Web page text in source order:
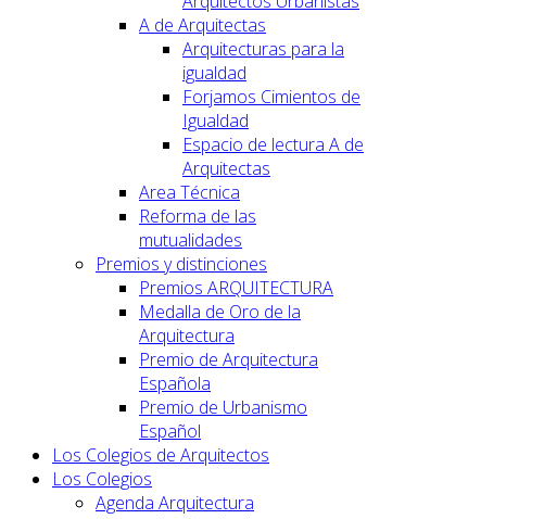
A de Arquitectas
Arquitecturas para la
igualdad
Forjamos Cimientos de
Igualdad
Espacio de lectura A de
Arquitectas
Area Técnica
Reforma de las
mutualidades
Premios y distinciones
Premios ARQUITECTURA
Medalla de Oro de la
Arquitectura
Premio de Arquitectura
Española
Premio de Urbanismo
Español
Los Colegios de Arquitectos
Los Colegios
Agenda Arquitectura